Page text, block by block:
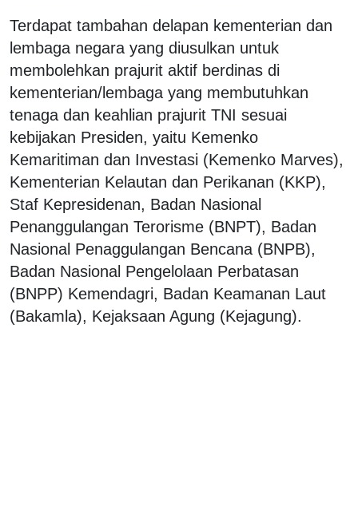
Terdapat tambahan delapan kementerian dan
lembaga negara yang diusulkan untuk
membolehkan prajurit aktif berdinas di
kementerian/lembaga yang membutuhkan
tenaga dan keahlian prajurit TNI sesuai
kebijakan Presiden, yaitu Kemenko
Kemaritiman dan Investasi (Kemenko Marves),
Kementerian Kelautan dan Perikanan (KKP),
Staf Kepresidenan, Badan Nasional
Penanggulangan Terorisme (BNPT), Badan
Nasional Penaggulangan Bencana (BNPB),
Badan Nasional Pengelolaan Perbatasan
(BNPP) Kemendagri, Badan Keamanan Laut
(Bakamla), Kejaksaan Agung (Kejagung).